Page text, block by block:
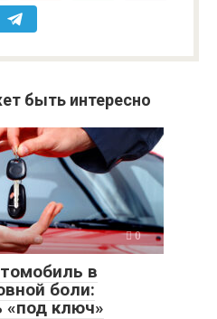
быть интересно
0
в
боли:
«под ключ»